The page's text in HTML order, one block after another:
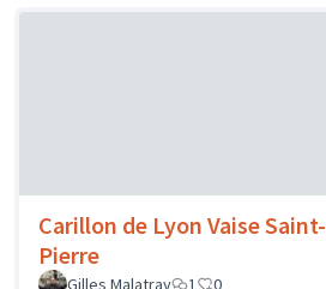
Carillon de Lyon Vaise Saint-
Pierre
Gilles Malatray
1 0